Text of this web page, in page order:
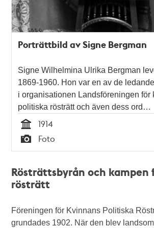
Porträttbild av Signe Bergman
Signe Wilhelmina Ulrika Bergman
1869-1960. Hon var en av de
i organisationen Landsföreningen för
politiska rösträtt och även dess ord…
Tid
1914
Typ
Foto
Rösträttsbyrån och
rösträtt
Föreningen för Kvinnans Politiska
grundades 1902. När den blev